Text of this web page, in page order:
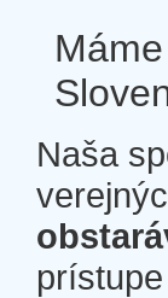
Máme
Naša